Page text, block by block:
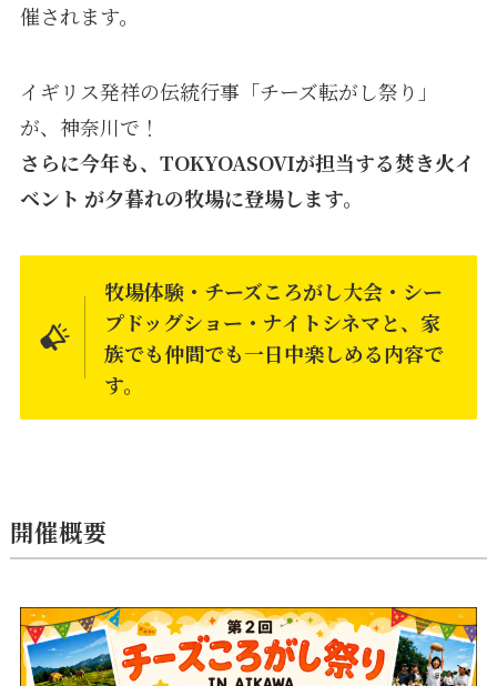
催されます。
イギリス発祥の伝統行事「チーズ転がし祭り」
が、神奈川で！
さらに今年も、TOKYOASOVIが担当する焚き火イ
ベント が夕暮れの牧場に登場します。
牧場体験・チーズころがし大会・シー
プドッグショー・ナイトシネマと、家
族でも仲間でも一日中楽しめる内容で
す。
開催概要